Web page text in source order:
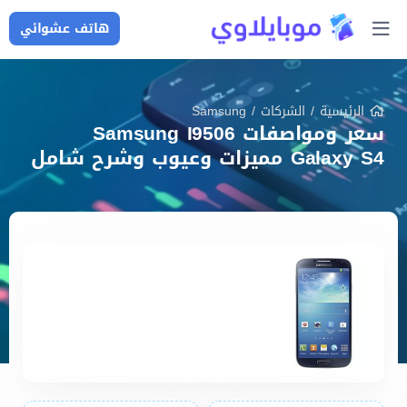
هاتف عشوائي
الرئيسية/ الشركات /
Samsung
سعر ومواصفات Samsung I9506
Galaxy S4 مميزات وعيوب وشرح شامل